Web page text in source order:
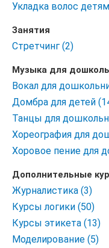
Укладка волос
Занятия
Стретчинг (2)
Музыка для
Вокал для
Домбра для детей
Танцы для
Хореография для
Хоровое пение для
Дополнительные
Журналистика (3)
Курсы логики (50)
Курсы этикета (13)
Моделирование (5)